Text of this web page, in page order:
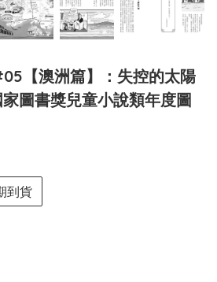
【澳洲篇】：失控的太陽
圖書獎兒童小說類年度圖
到貨